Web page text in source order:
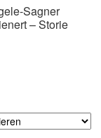
Sagner
– Storie